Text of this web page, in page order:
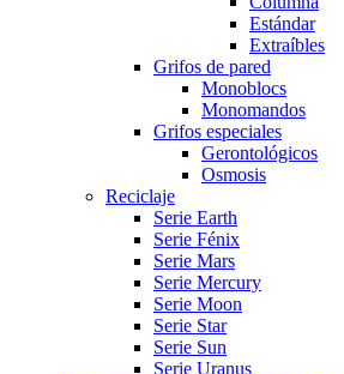
Estándar
Extraíbles
Grifos de pared
Monoblocs
Monomandos
Grifos especiales
Gerontológicos
Osmosis
Reciclaje
Serie Earth
Serie Fénix
Serie Mars
Serie Mercury
Serie Moon
Serie Star
Serie Sun
Serie Uranus